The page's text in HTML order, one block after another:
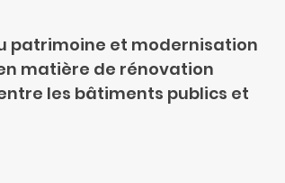
du patrimoine et modernisation
en matière de rénovation
entre les bâtiments publics et